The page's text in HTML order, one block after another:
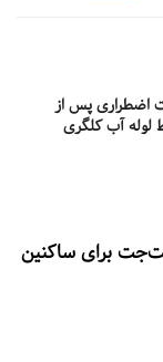
اضطراری پس از
آب کلگری
برای ساکنین